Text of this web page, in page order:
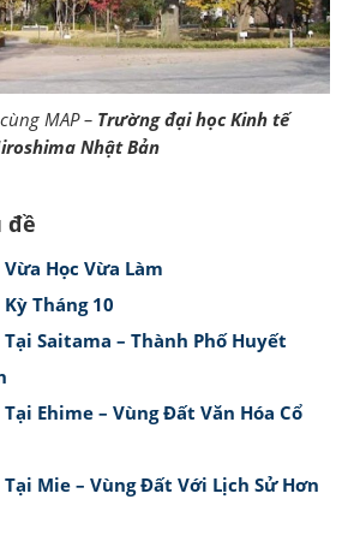
MAP – Trường đại học Kinh tế
Nhật Bản
đề
Học Vừa Làm
Tháng 10
Saitama – Thành Phố Huyết
Ehime – Vùng Đất Văn Hóa Cổ
Mie – Vùng Đất Với Lịch Sử Hơn